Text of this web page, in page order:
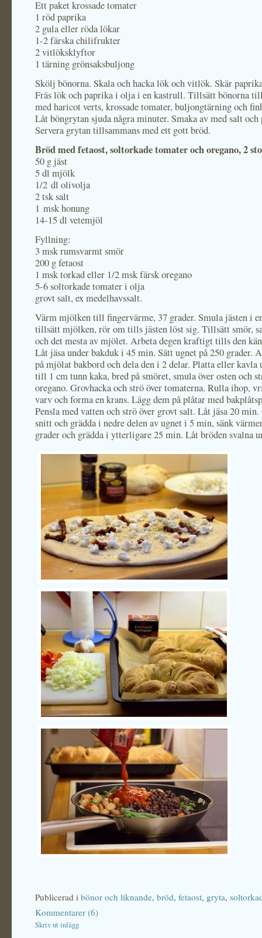
Ett paket krossade tomater
1 röd paprika
2 gula eller röda lökar
1-2 färska chilifrukter
2 vitlöksklyftor
1 tärning grönsaksbuljong
Skölj bönorna. Skala och hacka lök och vitlök. Skär
Fräs lök och paprika i olja i en kastrull. Tillsätt bönorna
med haricot verts, krossade tomater, buljongtärning och
Låt böngrytan sjuda några minuter. Smaka av med salt och
Servera grytan tillsammans med ett gott bröd.
Bröd med fetaost, soltorkade tomater och oregano, 2
50 g jäst
5 dl mjölk
1/2 dl olivolja
2 tsk salt
1 msk honung
14-15 dl vetemjöl
Fyllning:
3 msk rumsvarmt smör
200 g fetaost
1 msk torkad eller 1/2 msk färsk oregano
5-6 soltorkade tomater i olja
grovt salt, ex medelhavssalt.
Värm mjölken till fingervärme, 37 grader. Smula jästen i
tillsätt mjölken, rör om tills jästen löst sig. Tillsätt smör,
och det mesta av mjölet. Arbeta degen kraftigt tills den
Låt jäsa under bakduk i 45 min. Sätt ugnet på 250 grader.
på mjölat bakbord och dela den i 2 delar. Platta eller kavla
till 1 cm tunn kaka, bred på smöret, smula över osten och
oregano. Grovhacka och strö över tomaterna. Rulla ihop,
varv och forma en krans. Lägg dem på plåtar med
Pensla med vatten och strö över grovt salt. Låt jäsa 20
snitt och grädda i nedre delen av ugnet i 5 min, sänk
grader och grädda i ytterligare 25 min. Låt bröden svalna
Publicerad i bönor och liknande, bröd, fetaost, gryta,
Kommentarer (6)
Skriv ut inlägg